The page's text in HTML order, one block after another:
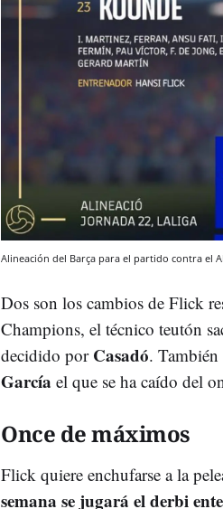
Alineación del Barça para el partido contra el
Dos son los cambios de Flick
Champions, el técnico teutón
decidido por Casadó.
García el que se ha caído del
Once de máximos
Flick quiere enchufarse a la
semana se jugará el derbi